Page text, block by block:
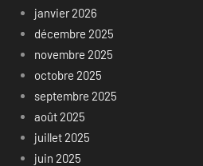
janvier 2026
décembre 2025
novembre 2025
octobre 2025
septembre 2025
août 2025
juillet 2025
juin 2025